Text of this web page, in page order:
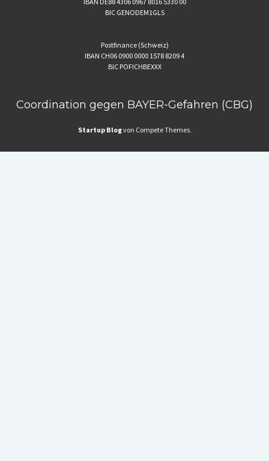
BIC GENODEM1GLS
Postfinance (Schweiz)
IBAN CH06 0900 0000 1578 8209 4
BIC POFICHBEXXX
Coordination gegen BAYER-Gefahren (CBG)
Startup Blogvon Compete Themes.